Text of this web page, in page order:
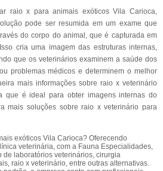
raio x para animais exóticos Vila Carioca,
pode ser resumida em um exame que
do corpo do animal, que é capturada em
cria uma imagem das estruturas internas,
que os veterinários examinem a saúde dos
problemas médicos e determinem o melhor
mais informações sobre raio x veterinário
que é ideal para obter imagens internas do
mais soluções sobre raio x veterinário para
exóticos Vila Carioca? Oferecendo
veterinária, com a Fauna Especialidades,
de laboratórios veterinários, cirurgia
raio x veterinário, entre outras alternativas.